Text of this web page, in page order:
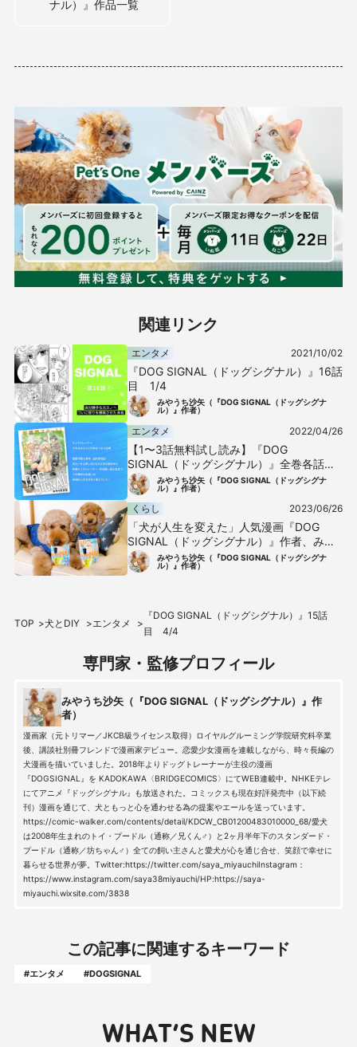
ナル）』作品一覧
関連リンク
エンタメ 2021/10/02
『DOG SIGNAL（ドッグシグナル）』16話
目 1/4
みやうち沙矢（『DOG SIGNAL（ドッグシグナ
ル）』作者）
エンタメ 2022/04/26
【1〜3話無料試し読み】『DOG
SIGNAL（ドッグシグナル）』全巻各話あ
らすじまとめ-すべての犬好きに捧ぐ漫画
みやうち沙矢（『DOG SIGNAL（ドッグシグナ
ル）』作者）
くらし 2023/06/26
「犬が人生を変えた」人気漫画『DOG
SIGNAL（ドッグシグナル）』作者、みや
うち沙矢さんの物語
みやうち沙矢（『DOG SIGNAL（ドッグシグナ
ル）』作者）
TOP 犬とDIY エンタメ
『DOG SIGNAL（ドッグシグナル）』15話
目 4/4
専門家・監修プロフィール
みやうち沙矢（『DOG SIGNAL（ドッグシグナル）』作
者）
漫画家（元トリマー／JKCB級ライセンス取得）ロイヤルグルーミング学院研究科卒業
後、講談社別冊フレンドで漫画家デビュー。恋愛少女漫画を連載しながら、時々長編の
犬漫画を描いていました。2018年よりドッグトレーナーが主役の漫画
『DOGSIGNAL』を KADOKAWA〈BRIDGECOMICS〉にてWEB連載中。NHKEテレ
にてアニメ『ドッグシグナル』も放送された。コミックスも現在好評発売中（以下続
刊）漫画を通じて、犬ともっと心を通わせる為の提案やエールを送っています。
https://comic-walker.com/contents/detail/KDCW_CB01200483010000_68/愛犬
は2008年生まれのトイ・プードル（通称／兄くん♂）と2ヶ月半年下のスタンダード・
プードル（通称／坊ちゃん♂）全ての飼い主さんと愛犬が心を通じ合せ、笑顔で幸せに
暮らせる世界が夢。Twitter:https://twitter.com/saya_miyauchiInstagram：
https://www.instagram.com/saya38miyauchi/HP:https://saya-
miyauchi.wixsite.com/3838
この記事に関連するキーワード
#エンタメ #DOGSIGNAL
WHAT’S NEW